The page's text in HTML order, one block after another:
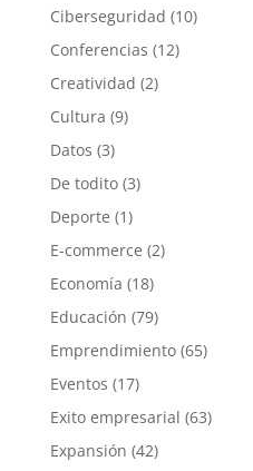
Ciberseguridad (10)
Conferencias (12)
Creatividad (2)
Cultura (9)
Datos (3)
De todito(3)
Deporte (1)
E-commerce (2)
Economía (18)
Educación (79)
Emprendimiento(65)
Eventos (17)
Exito empresarial (63)
Expansión (42)